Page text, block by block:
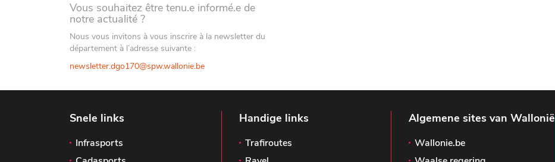
Vous souhaitez être tenu.e informé.e de
notre actualité ?
Nous vous invitons à vous inscrire à la newsletter du
département à l’adresse suivante :
newsletter.dgo170@spw.wallonie.be
Snele links
Infrasports
Handige links
Trafiroutes
Algemene sites van Wallonië
Wallonie.be